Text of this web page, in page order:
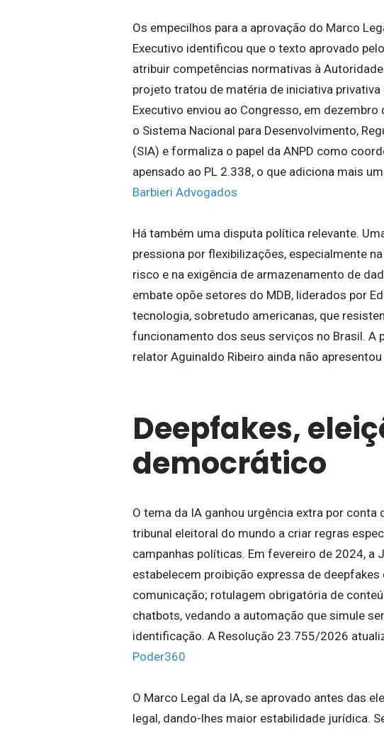
Os empecilhos para a aprovação do Marco
Executivo identificou que o texto aprovado
atribuir competências normativas à
projeto tratou de matéria de iniciativa privativa
Executivo enviou ao Congresso, em
o Sistema Nacional para Desenvolvimento,
(SIA) e formaliza o papel da ANPD como
apensado ao PL 2.338, o que adiciona mais
Barbieri Advogados
Há também uma disputa política relevante.
pressiona por flexibilizações, especialmente
risco e na exigência de armazenamento de
embate opõe setores do MDB, liderados por
tecnologia, sobretudo americanas, que
funcionamento dos seus serviços no Brasil. A
relator Aguinaldo Ribeiro ainda não
Deepfakes,
democrático
O tema da IA ganhou urgência extra por
tribunal eleitoral do mundo a criar regras
campanhas políticas. Em fevereiro de 2024,
estabelecem proibição expressa de
comunicação; rotulagem obrigatória de
chatbots, vedando a automação que simule
identificação. A Resolução 23.755/2026
Poder360
O Marco Legal da IA, se aprovado antes das
legal, dando-lhes maior estabilidade jurídica.